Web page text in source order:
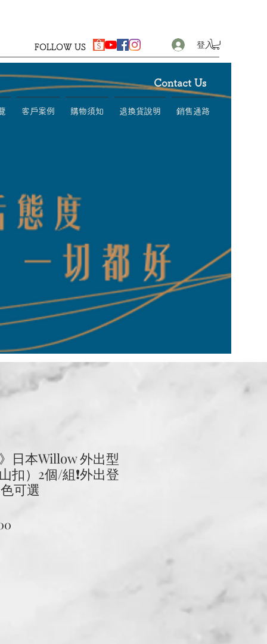
FOLLOW US 登入
Contact Us
客戶案例 購物須知 退換貨說明 銷售通路
日本Willow 外出型
扣）2個/組❗️外出登
可選